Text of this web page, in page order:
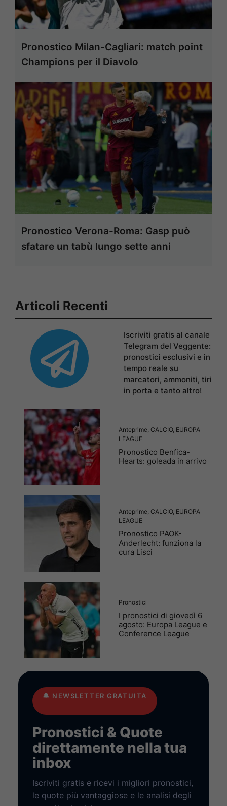
Pronostico Milan-Cagliari: match point
Champions per il Diavolo
Pronostico Verona-Roma: Gasp può
sfatare un tabù lungo sette anni
Articoli Recenti
Iscriviti gratis al canale
Telegram del Veggente:
pronostici esclusivi e in
tempo reale su
marcatori, ammoniti, tiri
in porta e tanto altro!
Anteprime, CALCIO, EUROPA
LEAGUE
Pronostico Benfica-
Hearts: goleada in arrivo
Anteprime, CALCIO, EUROPA
LEAGUE
Pronostico PAOK-
Anderlecht: funziona la
cura Lisci
Pronostici
I pronostici di giovedì 6
agosto: Europa League e
Conference League
🔔 NEWSLETTER GRATUITA
Pronostici & Quote
direttamente nella tua
inbox
Iscriviti gratis e ricevi i migliori pronostici,
le quote più vantaggiose e le analisi degli